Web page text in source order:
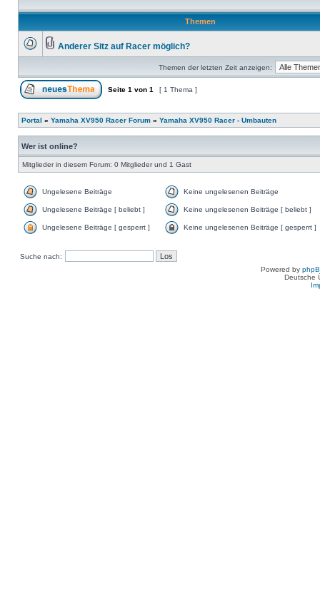
Themen
Anderer Sitz auf Racer möglich?
Themen der letzten Zeit anzeigen:
Seite 1 von 1 [ 1 Thema ]
Portal » Yamaha XV950 Racer Forum » Yamaha XV950 Racer - Umbauten
Wer ist online?
Mitglieder in diesem Forum: 0 Mitglieder und 1 Gast
Ungelesene Beiträge Keine ungelesenen Beiträge
Ungelesene Beiträge [ beliebt ] Keine ungelesenen Beiträge [ beliebt ]
Ungelesene Beiträge [ gesperrt ] Keine ungelesenen Beiträge [ gesperrt ]
Suche nach:
Powered by
Deutsche